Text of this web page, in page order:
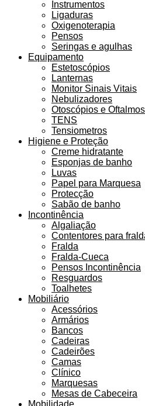
Instrumentos
Ligaduras
Oxigenoterapia
Pensos
Seringas e agulhas
Equipamento
Estetoscópios
Lanternas
Monitor Sinais Vitais
Nebulizadores
Otoscópios e
TENS
Tensiometros
Higiene e Proteção
Creme hidratante
Esponjas de banho
Luvas
Papel para Marquesa
Protecção
Sabão de banho
Incontinência
Algaliação
Contentores para
Fralda
Fralda-Cueca
Pensos Incontinência
Resguardos
Toalhetes
Mobiliário
Acessórios
Armários
Bancos
Cadeiras
Cadeirões
Camas
Clínico
Marquesas
Mesas de Cabeceira